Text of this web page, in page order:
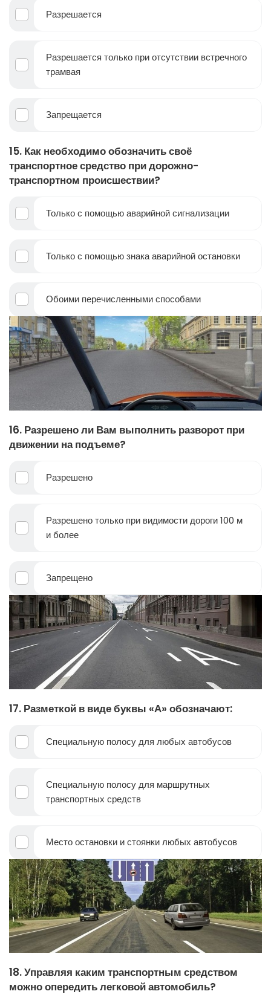
Разрешается
Разрешается только при отсутствии встречного
трамвая
Запрещается
15. Как необходимо обозначить своё
транспортное средство при дорожно-
транспортном происшествии?
Только с помощью аварийной сигнализации
Только с помощью знака аварийной остановки
Обоими перечисленными способами
16. Разрешено ли Вам выполнить разворот при
движении на подъеме?
Разрешено
Разрешено только при видимости дороги 100 м
и более
Запрещено
17. Разметкой в виде буквы «А» обозначают:
Специальную полосу для любых автобусов
Специальную полосу для маршрутных
транспортных средств
Место остановки и стоянки любых автобусов
18. Управляя каким транспортным средством
можно опередить легковой автомобиль?